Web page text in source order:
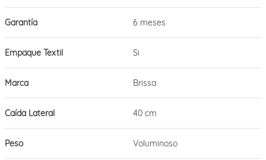
Garantía 6 meses
Empaque Textil Si
Marca Brissa
Caída Lateral 40 cm
Peso Voluminoso